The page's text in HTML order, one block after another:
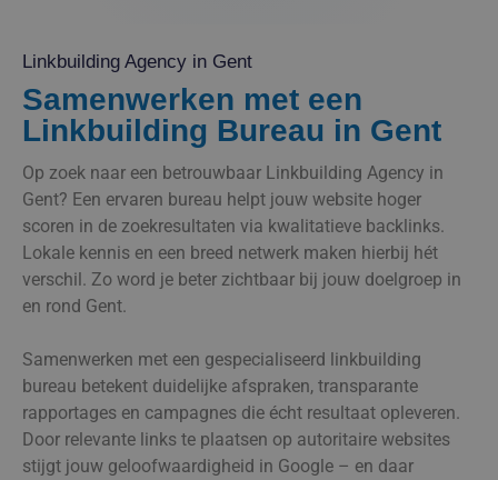
Linkbuilding Agency in Gent
Samenwerken met een
Linkbuilding Bureau in Gent
Op zoek naar een betrouwbaar Linkbuilding Agency in
Gent? Een ervaren bureau helpt jouw website hoger
scoren in de zoekresultaten via kwalitatieve backlinks.
Lokale kennis en een breed netwerk maken hierbij hét
verschil. Zo word je beter zichtbaar bij jouw doelgroep in
en rond Gent.
Samenwerken met een gespecialiseerd linkbuilding
bureau betekent duidelijke afspraken, transparante
rapportages en campagnes die écht resultaat opleveren.
Door relevante links te plaatsen op autoritaire websites
stijgt jouw geloofwaardigheid in Google – en daar